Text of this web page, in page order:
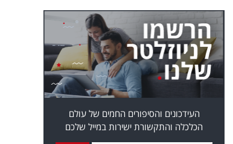
העידכונים והסיפורים החמים של עולם
הכלכלה והתקשורת ישירות במייל שלכם